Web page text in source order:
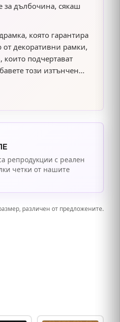
за дълбочина, сякаш
която гарантира
от декоративни рамки,
подчертават
този изтънчен
и хармонията.
репродукции с реален
четки от нашите
различен от предложените.